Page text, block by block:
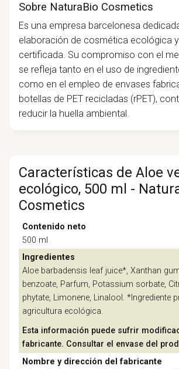
Sobre NaturaBio Cosmetics
Es una empresa barcelonesa
elaboración de cosmética ecológica
certificada. Su compromiso con el
se refleja tanto en el uso de
como en el empleo de envases
botellas de PET recicladas (rPET),
reducir la huella ambiental.
Características de Aloe
ecológico, 500 ml -
Cosmetics
Contenido neto
500 ml
Ingredientes
Aloe barbadensis leaf juice*, Xanthan
benzoate, Parfum, Potassium sorbate,
phytate, Limonene, Linalool. *Ingrediente
agricultura ecológica.
Esta información puede sufrir
fabricante. Consultar el envase del
Nombre y dirección del fabricante